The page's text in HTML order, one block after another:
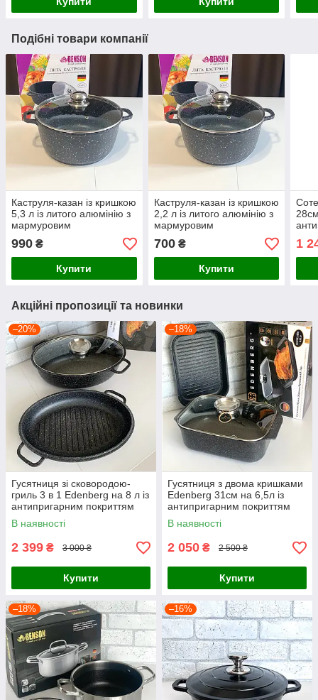
Подібні товари компанії
Каструля-казан із кришкою
5,3 л із литого алюмінію з
мармуровим
антипригарним покриттям
Benson
990 ₴
Купити
Каструля-казан із кришкою
2,2 л із литого алюмінію з
мармуровим
антипригарним покриттям
Benson
700₴
Купити
1
Акційні пропозиції та новинки
–20%
Гусятниця зі сковородою-
гриль 3 в 1 Edenberg на 8 л із
антипригарним покриттям
В наявності
2 399 ₴ 3 000 ₴
Купити
–18%
Гусятниця з двома кришками
Edenberg 31см на 6,5л із
антипригарним покриттям
В наявності
2 050 ₴ 2 500 ₴
Купити
–18% –16%